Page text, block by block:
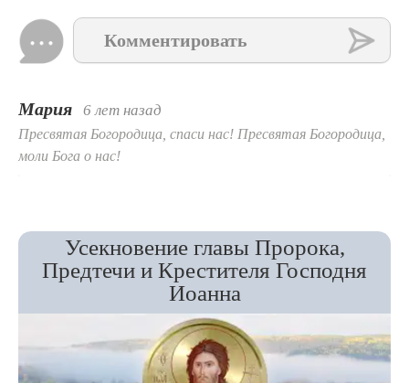
Комментировать
Мария 6 лет назад
Пресвятая Богородица, спаси нас! Пресвятая Богородица,
моли Бога о нас!
Усекновение главы Пророка,
Предтечи и Крестителя Господня
Иоанна